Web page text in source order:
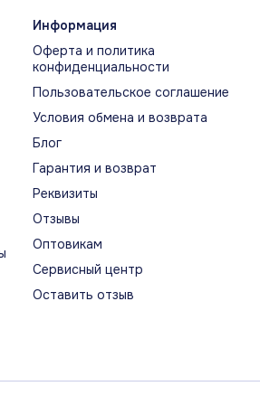
а яркий
или повороту
энергии
него влияют
Оценка
дыхание
история модели
Информация
Оферта и политика
конфиденциальности
Пользовательское соглашение
Условия обмена и возврата
Блог
Гарантия и возврат
Реквизиты
Отзывы
Оптовикам
Сервисный центр
Оставить отзыв